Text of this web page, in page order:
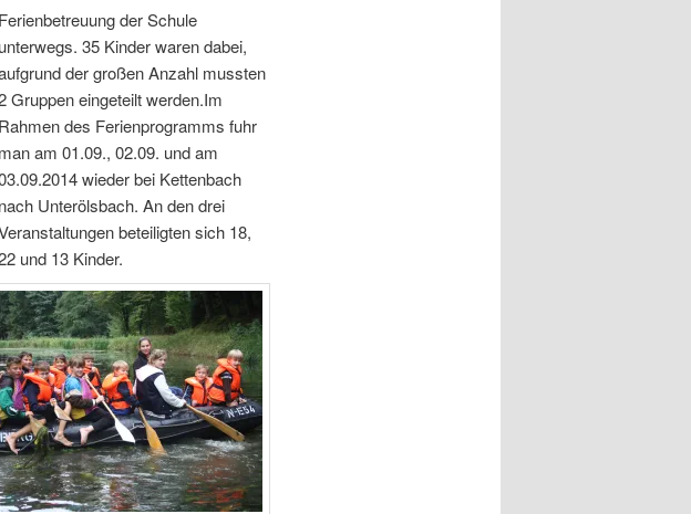
Ferienbetreuung der Schule
unterwegs. 35 Kinder waren dabei,
der großen Anzahl mussten
Gruppen eingeteilt werden.Im
Rahmen des Ferienprogramms fuhr
man am 01.09., 02.09. und am
wieder bei Kettenbach
nach Unterölsbach. An den drei
beteiligten sich 18,
und 13 Kinder.